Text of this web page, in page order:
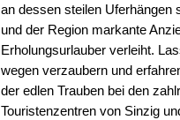
an dessen steilen Uferhängen
und der Region markante
Erholungsurlauber verleiht.
wegen verzaubern und
der edlen Trauben bei den
Touristenzentren von Sinzig